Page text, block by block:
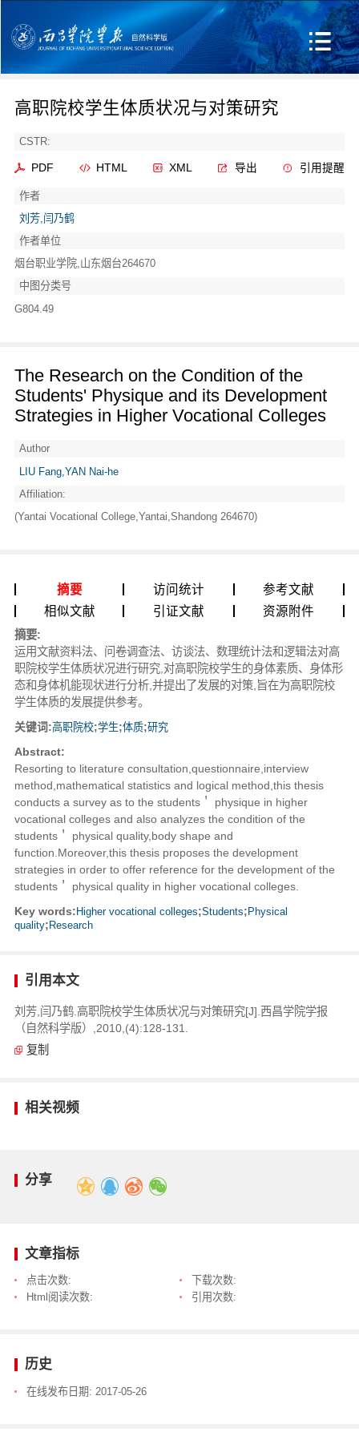
高职院校学生体质状况与对策研究
CSTR:
PDF HTML XML 导出 引用提醒
作者
刘芳,闫乃鹤
作者单位
烟台职业学院,山东烟台264670
中图分类号
G804.49
The Research on the Condition of the
Students' Physique and its Development
Strategies in Higher Vocational Colleges
Author
LIU Fang,YAN Nai-he
Affiliation:
(Yantai Vocational College,Yantai,Shandong 264670)
摘要 访问统计
参考文献
相似文献
引证文献 资源附件
摘要:
运用文献资料法、问卷调查法、访谈法、数理统计法和逻辑法对高
职院校学生体质状况进行研究,对高职院校学生的身体素质、身体形
态和身体机能现状进行分析,并提出了发展的对策,旨在为高职院校
学生体质的发展提供参考。
关键词:高职院校;学生;体质;研究
Abstract:
Resorting to literature consultation,questionnaire,interview
method,mathematical statistics and logical method,this thesis
conducts a survey as to the students＇ physique in higher
vocational colleges and also analyzes the condition of the
students＇ physical quality,body shape and
function.Moreover,this thesis proposes the development
strategies in order to offer reference for the development of the
students＇ physical quality in higher vocational colleges.
Key words:Higher vocational colleges;Students;Physical
quality;Research
引用本文
刘芳,闫乃鹤.高职院校学生体质状况与对策研究[J].西昌学院学报
（自然科学版）,2010,(4):128-131.
复制
相关视频
分享
文章指标
点击次数:
下载次数:
Html阅读次数:
引用次数:
历史
在线发布日期: 2017-05-26